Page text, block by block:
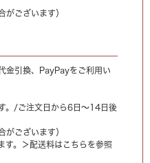
がございます）
金引換、PayPayをご利用い
。/ご注文日から6日〜14日後
がございます）
す。
＞配送料はこちらを参照